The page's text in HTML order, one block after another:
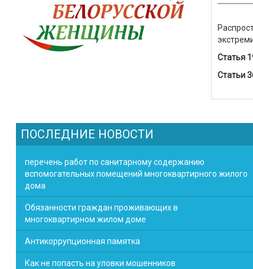
Статья
Статьи
ПОСЛЕДНИЕ НОВОСТИ
перечень работ по санитарному содержанию
вспомогательных помещений многоквартирного жилого
дома
Обязанности граждан проживающих в
многоквартирном жилом доме
Антикоррупционная памятка
Как не попасть на уловки мошенников